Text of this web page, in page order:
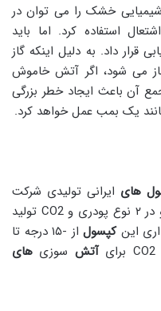
خشک را می توان در
استفاده کرد. اما باید
قرار داد. به دلیل اینکه گاز
می شود، اگر آتش خاموش
آن باعث ایجاد خطر بزرگی
یک بمب عمل خواهد کرد.
های ایرانی تولیدی شرکت
است که در ۶ وزن متفاوت و در ۲ نوع پودری و CO2 تولید
اینکپسول
از -۱۵ درجه تا
آتش سوزی های